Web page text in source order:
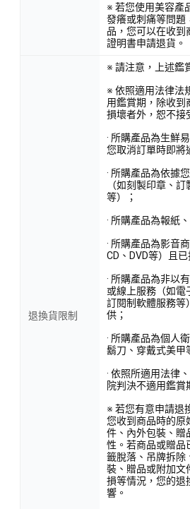
※ 若您使用美容產
發癢或刺痛等問題
品，您可以在收到
證明書申請退貨。
退換貨限制
※ 請注意，上述鑑
※ 依照適用法律法
用鑑賞期，除收到
損壞者外，恕不接
· 所購產品為生鮮
您取消訂單時即將
· 所購產品為依據
（如刻製印章、
等）；
· 所購產品為報紙
· 所購產品為影音
CD、DVD等）且已
· 所購產品為非以
或線上服務（如電
訂閱制軟體服務等
供；
· 所購產品為個人
鬍刀、穿戴式美甲
· 依照所適用法律
院判決不適用鑑賞
※ 若您有意申請退
您收到商品時的原
件、內外包裝、贈
性。若商品或贈品
籤脫落、吊牌拆除
裝、贈品或附加文
損等情況，您的退
響。